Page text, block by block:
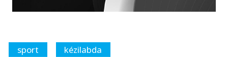
sport
kézilabda